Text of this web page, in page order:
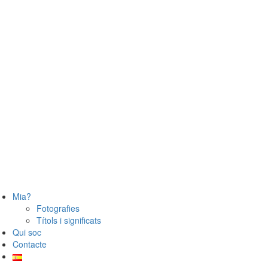
Mia?
Fotografies
Títols i significats
Qui soc
Contacte